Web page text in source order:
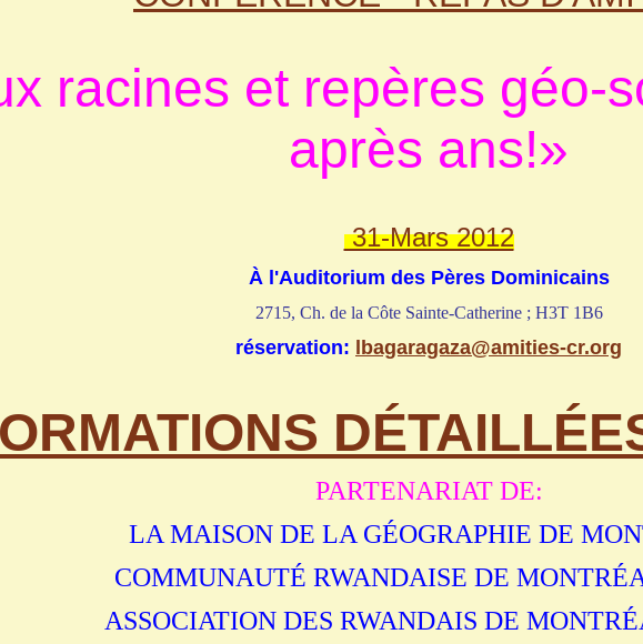
racines et repères géo-
après ans!»
31-Mars 2012
À l'Auditorium des Pères Dominicains
2715, Ch. de la Côte Sainte-Catherine ; H3T 1B6
réservation: lbagaragaza@amities-cr.org
PARTENARIAT DE:
LA MAISON DE LA GÉOGRAPHIE DE
COMMUNAUTÉ RWANDAISE DE
ASSOCIATION DES RWANDAIS DE